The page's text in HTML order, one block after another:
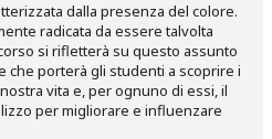
dalla presenza del colore.
radicata da essere talvolta
si rifletterà su questo assunto
che porterà gli studenti a scoprire i
vita e, per ognuno di essi, il
per migliorare e influenzare